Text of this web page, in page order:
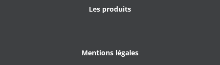
Les produits
Mentions légales